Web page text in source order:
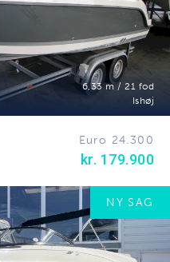
6,33 m / 21 fod
Ishøj
Euro 24.300
kr. 179.900
NY SAG